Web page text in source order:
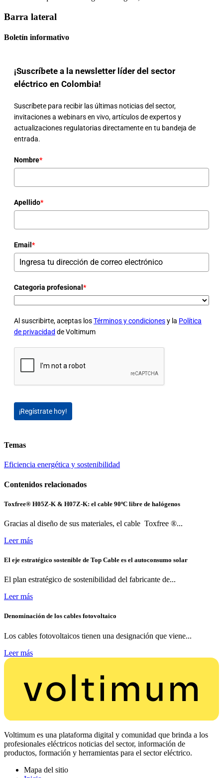
Barra lateral
Boletín informativo
¡Suscríbete a la newsletter líder del sector
eléctrico en Colombia!
Suscríbete para recibir las últimas noticias del sector,
invitaciones a webinars en vivo, artículos de expertos y
actualizaciones regulatorias directamente en tu bandeja de
entrada.
Nombre*
Apellido*
Email *
Categoria profesional *
Al suscribirte, aceptas losTérminos y condicionesy la Política
de privacidad de Voltimum
¡Regístrate hoy!
Temas
Eficiencia energética y sostenibilidad
Contenidos relacionados
Toxfree® H05Z-K & H07Z-K: el cable 90ºC libre de halógenos
Gracias al diseño de sus materiales, el cable Toxfree ®...
Leer más
El eje estratégico sostenible de Top Cable es el autoconsumo solar
El plan estratégico de sostenibilidad del fabricante de...
Leer más
Denominación de los cables fotovoltaico
Los cables fotovoltaicos tienen una designación que viene...
Leer más
Voltimum es una plataforma digital y comunidad que brinda a los
profesionales eléctricos noticias del sector, información de
productos, formación y herramientas para el sector eléctrico.
Mapa del sitio